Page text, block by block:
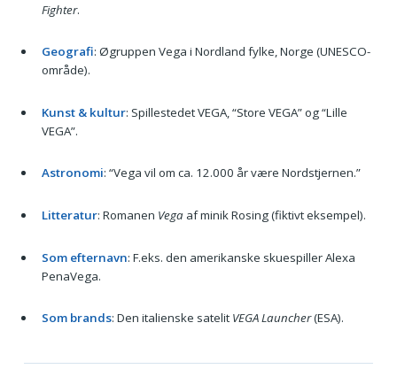
Fighter.
Geografi: Øgruppen Vega i Nordland fylke, Norge (UNESCO-
område).
Kunst & kultur: Spillestedet VEGA, “Store VEGA” og “Lille
VEGA”.
Astronomi: “Vega vil om ca. 12.000 år være Nordstjernen.”
Litteratur: Romanen Vegaaf minik Rosing (fiktivt eksempel).
Som efternavn: F.eks. den amerikanske skuespiller Alexa
PenaVega.
Som brands: Den italienske satelit VEGA Launcher(ESA).